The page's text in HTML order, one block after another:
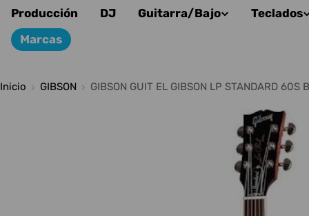
Producción DJ Guitarra/Bajo Teclados
Marcas
Inicio GIBSON GIBSON GUIT EL GIBSON LP STANDARD 60S